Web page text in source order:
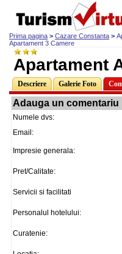
Prima pagina > Cazare Constanta >
Apartament 3 Camere
Apartament
Descriere Galerie Foto
Adauga un comentariu
Numele dvs:
Email:
Impresie generala:
Pret/Calitate:
Servicii si facilitati
Personalul hotelului:
Curatenie: